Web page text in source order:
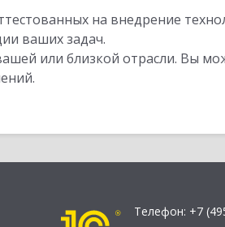
на внедрение
ваших задач.
или близкой отрасли. Вы
Телефон: +7